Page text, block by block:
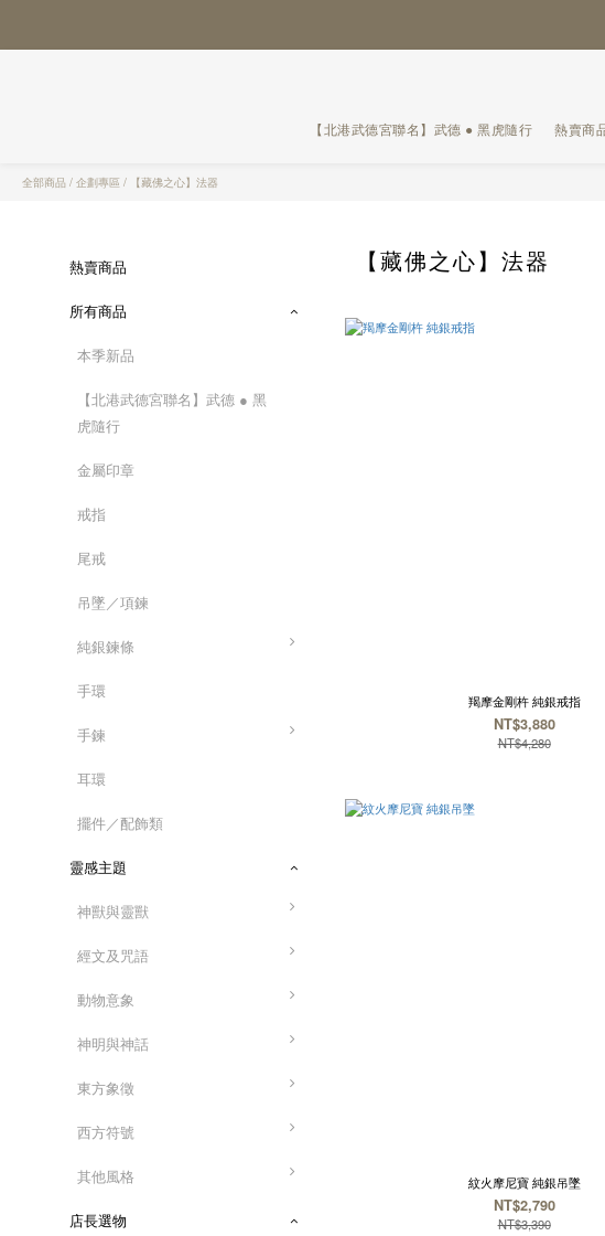
【北港武德宮聯名】武德 ● 黑虎隨行 熱賣商
全部商品 / 企劃專區 / 【藏佛之心】法器
熱賣商品
所有商品
本季新品
【北港武德宮聯名】武德 ● 黑
虎隨行
金屬印章
戒指
尾戒
吊墜／項鍊
純銀鍊條
手環
手鍊
耳環
擺件／配飾類
靈感主題
神獸與靈獸
經文及咒語
動物意象
神明與神話
東方象徵
西方符號
其他風格
店長選物
【藏佛之心】法器
羯摩金剛杵 純銀戒指
NT$3,880
NT$4,280
紋火摩尼寶 純銀吊墜
NT$2,790
NT$3,390